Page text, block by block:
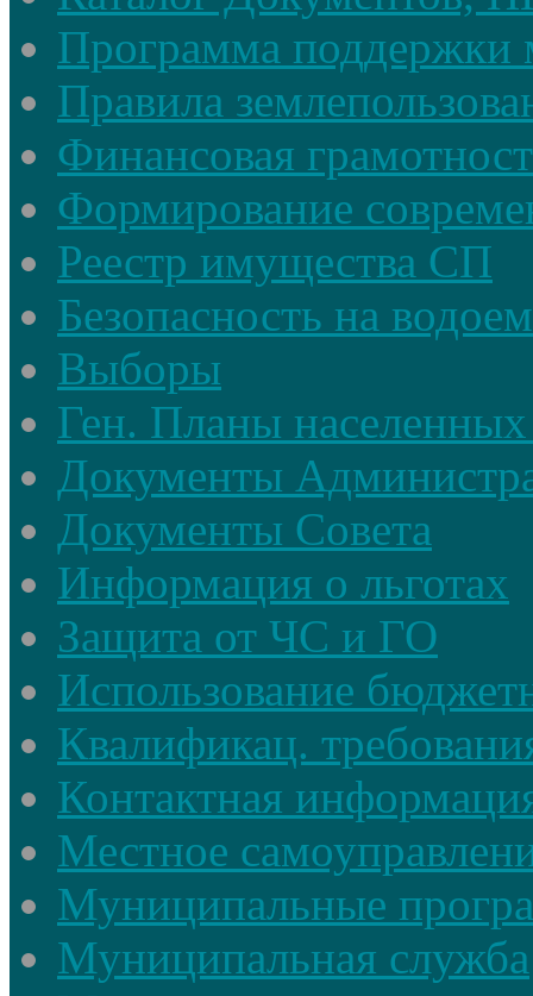
Программа поддержки
Правила
Финансовая
Формирование
Реестр имущества СП
Безопасность на
Выборы
Ген. Планы
Документы
Документы Совета
Информация о льготах
Защита от ЧС и ГО
Использование
Квалификац.
Контактная
Местное
Муниципальные
Муниципальная служба